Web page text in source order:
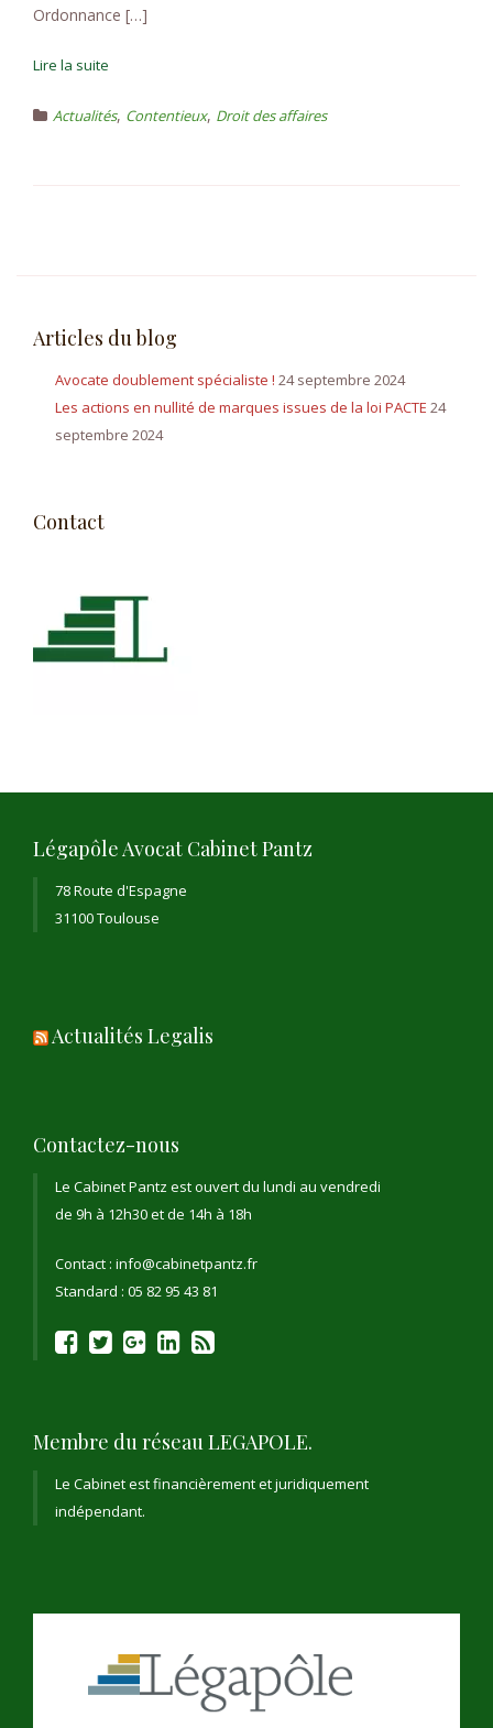
Ordonnance […]
Lire la suite
Actualités, Contentieux, Droit des affaires
Articles du blog
Avocate doublement spécialiste ! 24 septembre 2024
Les actions en nullité de marques issues de la loi PACTE 24
septembre 2024
Contact
Légapôle Avocat Cabinet Pantz
78 Route d'Espagne
31100 Toulouse
Actualités Legalis
Contactez-nous
Le Cabinet Pantz est ouvert du lundi au vendredi
de 9h à 12h30 et de 14h à 18h
Contact : info@cabinetpantz.fr
Standard : 05 82 95 43 81
Membre du réseau LEGAPOLE.
Le Cabinet est financièrement et juridiquement
indépendant.